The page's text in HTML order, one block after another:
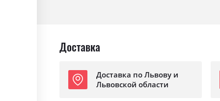
Доставка
Доставка по Львову и
Львовской области